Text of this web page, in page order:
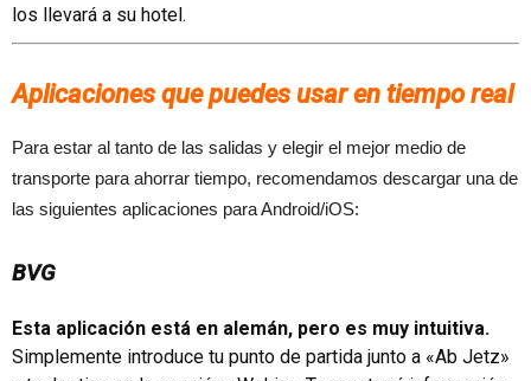
los llevará a su hotel.
Aplicaciones que puedes usar en tiempo real
Para estar al tanto de las salidas y elegir el mejor medio de
transporte para ahorrar tiempo, recomendamos descargar una de
las siguientes aplicaciones para Android/iOS:
BVG
Esta aplicación está en alemán, pero es muy intuitiva.
Simplemente introduce tu punto de partida junto a «Ab Jetz»